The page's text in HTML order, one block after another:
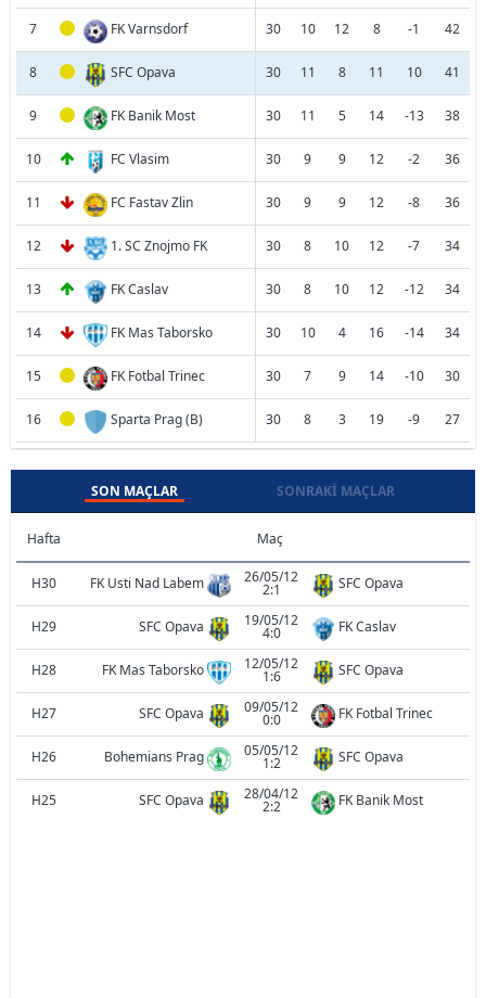
7 FK Varnsdorf 30 10 12 8 -1 42
8 SFC Opava 30 11 8 11 10 41
9 FK Banik Most 30 11 5 14 -13 38
10 FC Vlasim 30 9 9 12 -2 36
11 FC Fastav Zlin 30 9 9 12 -8 36
12 1. SC Znojmo FK 30 8 10 12 -7 34
13 FK Caslav 30 8 10 12 -12 34
14 FK Mas Taborsko 30 10 4 16 -14 34
15 FK Fotbal Trinec 30 7 9 14 -10 30
16 Sparta Prag (B) 30 8 3 19 -9 27
SON MAÇLAR SONRAKI MAÇLAR
Hafta Maç
H30 FK Usti Nad Labem 26/05/12
2:1 SFC Opava
H29 SFC Opava 19/05/12
4:0 FK Caslav
H28 FK Mas Taborsko 12/05/12
1:6 SFC Opava
H27 SFC Opava 09/05/12
0:0 FK Fotbal Trinec
H26 Bohemians Prag 05/05/12
1:2 SFC Opava
H25 SFC Opava 28/04/12
2:2 FK Banik Most